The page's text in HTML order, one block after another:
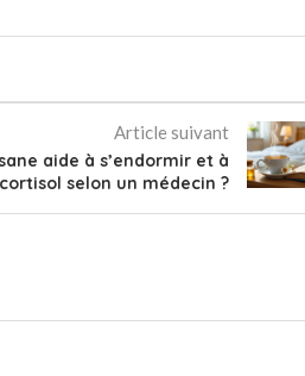
Article suivant
aide à s’endormir et à
selon un médecin ?